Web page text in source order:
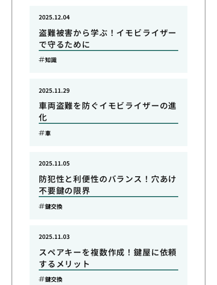
盗難被害から学ぶ！イモビライザー
で守るために
2025.12.04
知識
車両盗難を防ぐイモビライザーの進
化
2025.11.29
車
防犯性と利便性のバランス！穴あけ
不要鍵の限界
2025.11.05
鍵交換
スペアキーを複数作成！鍵屋に依頼
するメリット
2025.11.03
鍵交換